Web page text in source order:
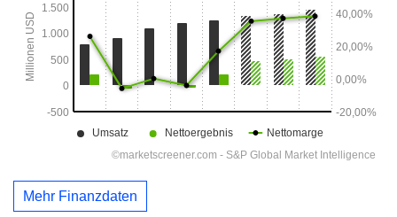
Mehr Finanzdaten